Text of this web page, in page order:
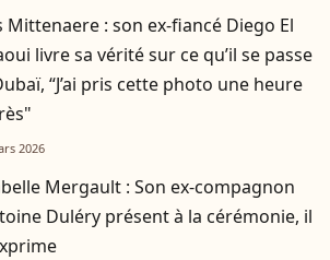
Mittenaere : son ex-fiancé Diego El
livre sa vérité sur ce qu’il se passe
“J’ai pris cette photo une heure
2026
Mergault : Son ex-compagnon
Duléry présent à la cérémonie, il